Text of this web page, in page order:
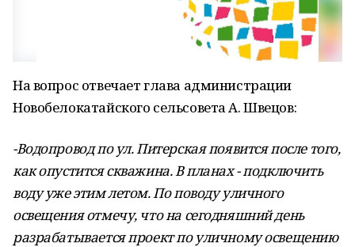
На вопрос отвечает глава администрации
Новобелокатайского сельсовета А. Швецов:
-Водопровод по ул. Питерская появится после того,
как опустится скважина. В планах - подключить
воду уже этим летом. По поводу уличного
освещения отмечу, чтона сегодняшний день
разрабатывается проект по уличному освещению